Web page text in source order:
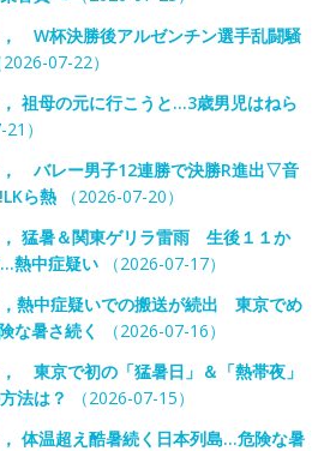
W杯決勝後アルゼンチン選手乱闘騒
07-22）
祖母の元に行こうと…3歳男児はねら
）
バレー男子12連勝で決勝R進出▽音
ら熱（2026-07-20）
猛暑＆関東ゲリラ雷雨 生後１１か
熱中症疑い（2026-07-17）
熱中症疑いでの搬送が続出 東京でめ
な暑さ続く
（2026-07-16）
東京で初の「猛暑日」＆「熱帯夜」
法は？
（2026-07-15）
体温超え酷暑続く日本列島…危険な暑